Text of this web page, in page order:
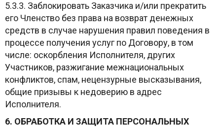
5.3.3. Заблокировать Заказчика и/или прекратить
его Членство без права на возврат денежных
средств в случае нарушения правил поведения в
процессе получения услуг по Договору, в том
числе: оскорбления Исполнителя, других
Участников, разжигание межнациональных
конфликтов, спам, нецензурные высказывания,
общие призывы к недоверию в адрес
Исполнителя.
6. ОБРАБОТКА И ЗАЩИТА ПЕРСОНАЛЬНЫХ